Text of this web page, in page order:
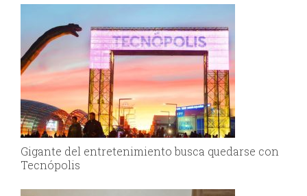
Gigante del entretenimiento busca quedarse con
Tecnópolis